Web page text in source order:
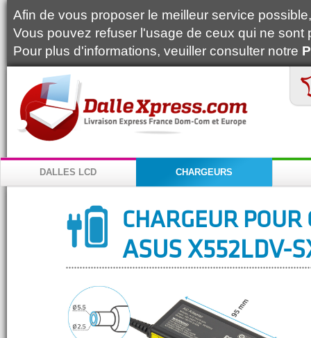
Afin de vous proposer le meilleur service
Vous pouvez refuser l'usage de ceux qui ne
Pour plus d'informations, veuiller consulter notre
DALLES LCD CHARGEURS
CHARGEUR
ASUS X552LDV-